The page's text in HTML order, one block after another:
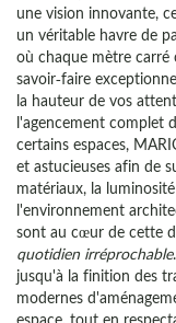
une vision innovante,
un véritable havre de
où chaque mètre carré
savoir-faire
la hauteur de vos
l'agencement complet
certains espaces,
et astucieuses afin de
matériaux, la
l'environnement
sont au cœur de cette
quotidien irréprochable
jusqu'à la finition des
modernes